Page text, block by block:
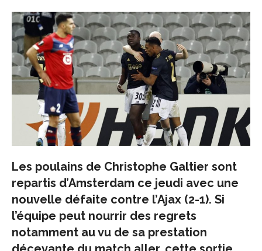
Les poulains de Christophe Galtier sont
repartis d’Amsterdam ce jeudi avec une
nouvelle défaite contre l’Ajax (2-1). Si
l’équipe peut nourrir des regrets
notamment au vu de sa prestation